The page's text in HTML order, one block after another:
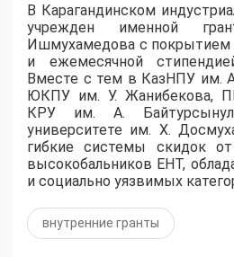
​В Карагандинском
учрежден именной
Ишмухамедова с покрытием
и ежемесячной
Вместе с тем в КазНПУ им.
ЮКПУ им. У. Жанибекова,
КРУ им. А.
университете им. Х.
гибкие системы скидок
высокобальников ЕНТ,
и социально уязвимых
внутренние гранты